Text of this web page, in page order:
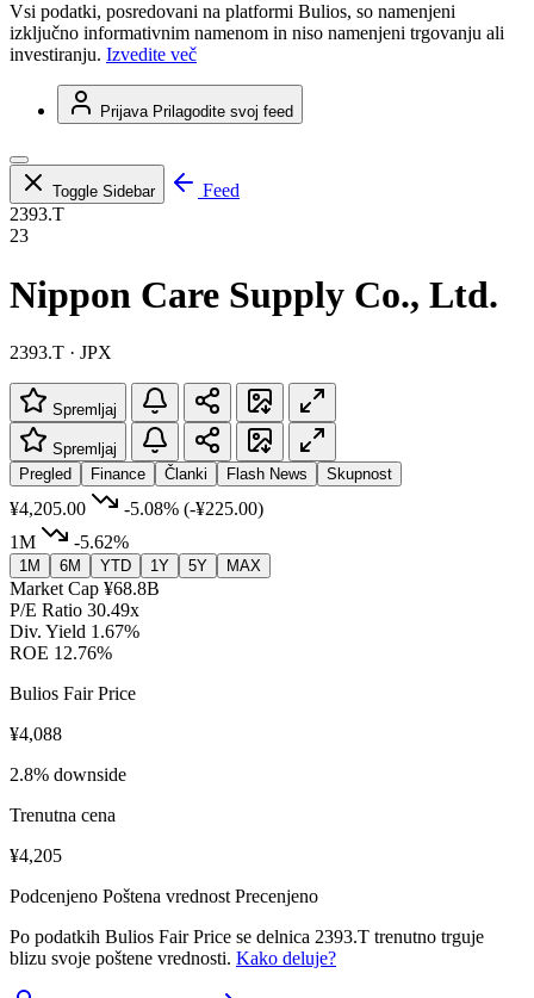
Vsi podatki, posredovani na platformi Bulios, so namenjeni
izključno informativnim namenom in niso namenjeni trgovanju ali
investiranju. Izvedite več
Prijava Prilagodite svoj feed
Toggle Sidebar
Feed
2393.T
23
Nippon Care Supply Co., Ltd.
2393.T · JPX
Spremljaj
Spremljaj
Pregled
Finance Članki Flash News Skupnost
¥4,205.00 -5.08% (-¥225.00)
1M
-5.62%
1M 6M YTD 1Y 5Y MAX
Market Cap ¥68.8B
P/E Ratio 30.49x
Div. Yield 1.67%
ROE 12.76%
Bulios Fair Price
¥4,088
2.8% downside
Trenutna cena
¥4,205
Podcenjeno Poštena vrednost Precenjeno
Po podatkih Bulios Fair Price se delnica 2393.T trenutno trguje
blizu svoje poštene vrednosti. Kako deluje?